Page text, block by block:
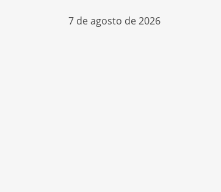
7 de agosto de 2026